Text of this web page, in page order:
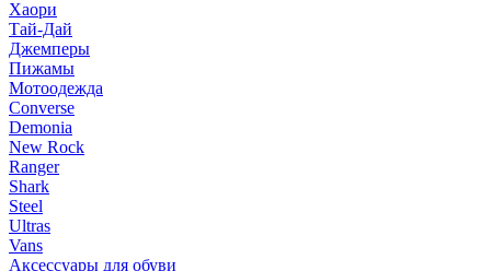
Хаори
Тай-Дай
Джемперы
Пижамы
Мотоодежда
Converse
Demonia
New Rock
Ranger
Shark
Steel
Ultras
Vans
Аксессуары для обуви